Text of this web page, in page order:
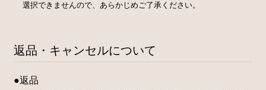
選択できませんので、あらかじめご了承ください。
返品・キャンセルについて
●返品